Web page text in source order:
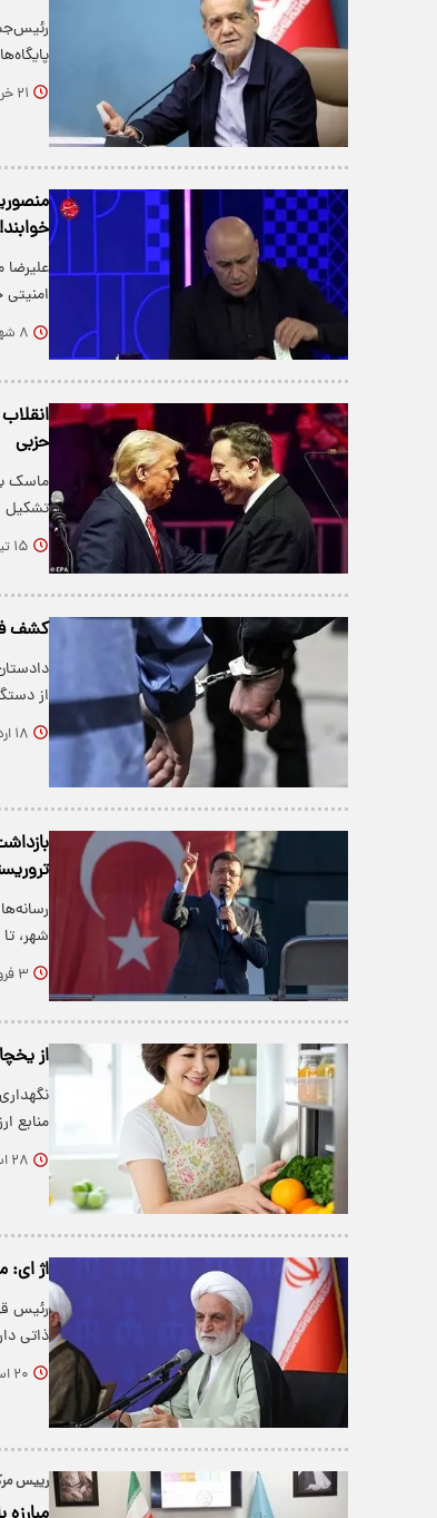
۲۱ خرداد ۱۴۰۵
خوابند!
علیرضا
۸ شهریور ۱۴۰۴
حزبی
ماسک
تشکیل America Party یا حزب آمریکا خبر د…
۱۵ تیر ۱۴۰۴
کشف
از
۱۸ اردیبهشت ۱۴۰۴
شهر،
۳ فروردین ۱۴۰۴
از
منابع
۲۸ اسفند ۱۴۰۳
اژ ای:
رئیس
ذاتی
۲۰ اسفند ۱۴۰۳
رییس